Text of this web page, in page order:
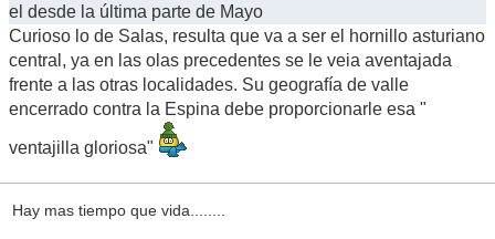
el desde la última parte de Mayo
Curioso lo de Salas, resulta que va a ser el hornillo asturiano
central, ya en las olas precedentes se le veia aventajada
frente a las otras localidades. Su geografía de valle
encerrado contra la Espina debe proporcionarle esa "
ventajilla gloriosa"
Hay mas tiempo que vida........